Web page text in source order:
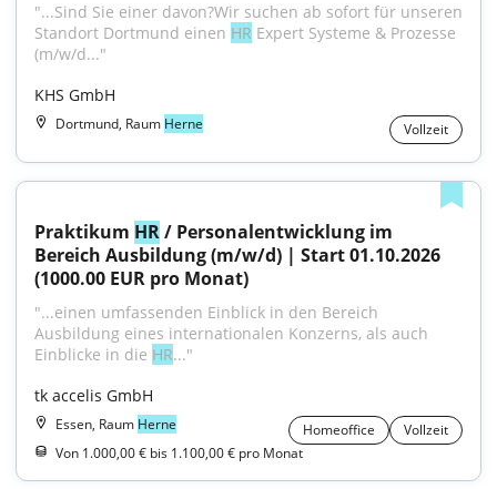
"...Sind Sie einer davon?Wir suchen ab sofort für unseren
Standort Dortmund einen HR Expert Systeme & Prozesse
(m/w/d..."
KHS GmbH
Dortmund, Raum Herne Vollzeit
Praktikum HR / Personalentwicklung im
Bereich Ausbildung (m/w/d) | Start 01.10.2026
(1000.00 EUR pro Monat)
"...einen umfassenden Einblick in den Bereich
Ausbildung eines internationalen Konzerns, als auch
Einblicke in die HR..."
tk accelis GmbH
Essen, Raum Herne Homeoffice
Vollzeit
Von 1.000,00 € bis 1.100,00 € pro Monat